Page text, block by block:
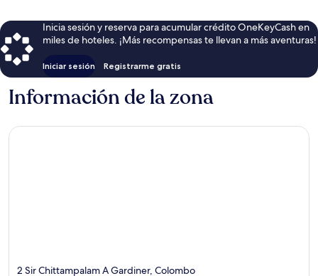
Inicia sesión y reserva para acumular crédito OneKeyCash en
miles de hoteles. ¡Más recompensas te llevan a más aventuras!
Iniciar sesión Registrarme gratis
Información de la zona
2 Sir Chittampalam A Gardiner, Colombo